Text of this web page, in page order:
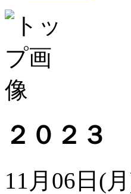
２０２３
11月06日(